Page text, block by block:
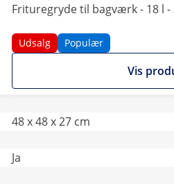
Frituregryde til bagværk - 18 l -
Udsalg Populær
Vis
48 x 48 x 27 cm
Ja